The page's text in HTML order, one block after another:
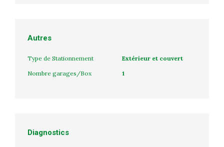
Autres
Type de Stationnement
Extérieur et couvert
Nombre garages/Box
1
Diagnostics